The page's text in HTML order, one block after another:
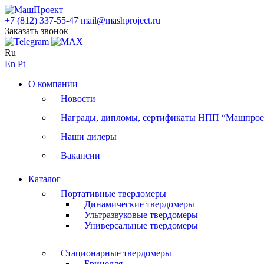
+7 (812) 337-55-47 mail@mashproject.ru
Заказать звонок
Ru
En Pt
О компании
Новости
Награды, дипломы, сертификаты НПП
Наши дилеры
Вакансии
Каталог
Портативные твердомеры
Динамические твердомеры
Ультразвуковые твердомеры
Универсальные твердомеры
Стационарные твердомеры